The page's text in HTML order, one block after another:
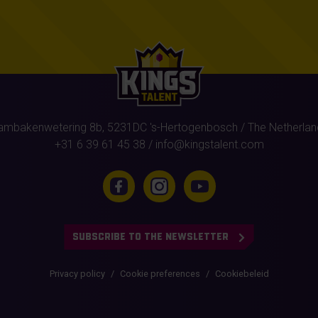
8b, 5231DC 's-Hertogenbosch / The
+31 6 39 61 45 38 / info@kingstalent.com
SUBSCRIBE TO THE NEWSLETTER
Privacy policy Cookie preferences Cookiebeleid